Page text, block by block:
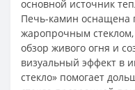
основной источник
Печь-камин оснащена
жаропрочным
обзор живого огня и
визуальный эффект в
стекло» помогает